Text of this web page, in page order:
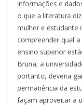
informações e
o que a literatura
mulher e estudante
compreender qual
ensino superior
Bruna, a
portanto, deveria
permanência da
façam aproveitar a